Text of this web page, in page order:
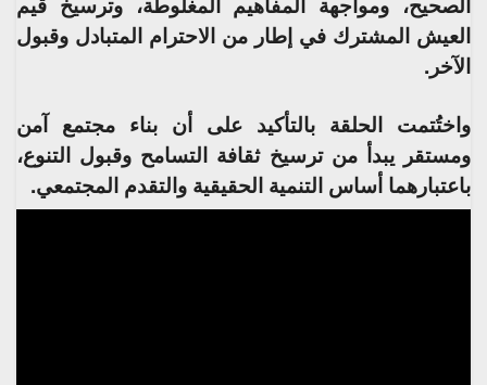
العيش المشترك في إطار من الاحترام المتبادل وقبول
الآخر.
واختُتمت الحلقة بالتأكيد على أن بناء مجتمع آمن
ومستقر يبدأ من ترسيخ ثقافة التسامح وقبول التنوع،
باعتبارهما أساس التنمية الحقيقية والتقدم المجتمعي.